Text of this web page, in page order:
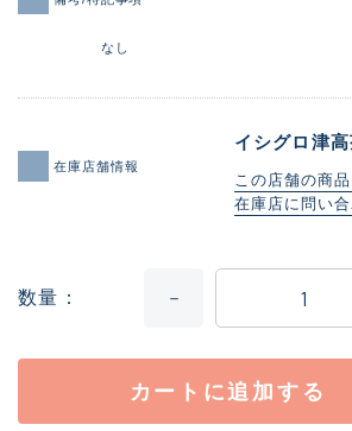
なし
在庫店舗情報
イシグロ津
この店舗の商
在庫店に問い
数量
カートに追加する